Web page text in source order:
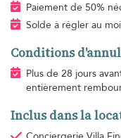
Paiement de 50%
Solde à régler au
Conditions
Plus de 28 jours
entièrement
Inclus dans la